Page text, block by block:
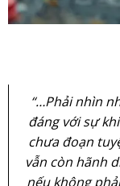
“…Phải nhìn
đáng với sự
chưa đoạn
vẫn còn hãnh
nếu không